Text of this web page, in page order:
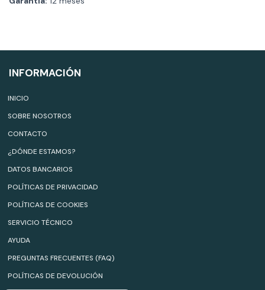
INFORMACIÓN
INICIO
SOBRE NOSOTROS
CONTACTO
¿DÓNDE ESTAMOS?
DATOS BANCARIOS
POLÍTICAS DE PRIVACIDAD
POLÍTICAS DE COOKIES
SERVICIO TÉCNICO
AYUDA
PREGUNTAS FRECUENTES (FAQ)
POLÍTICAS DE DEVOLUCIÓN